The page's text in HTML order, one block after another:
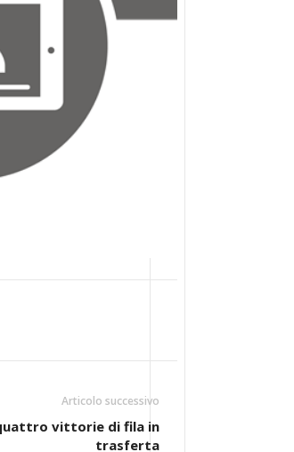
Articolo successivo
vittorie di fila in
trasferta